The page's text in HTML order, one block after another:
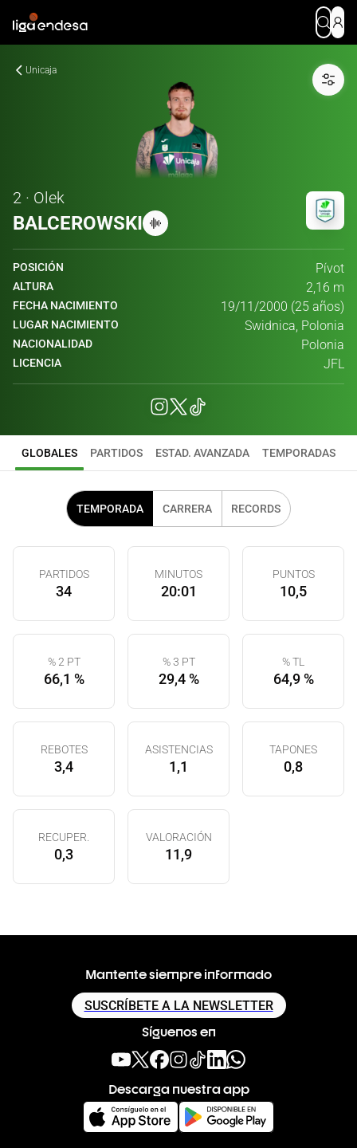
Unicaja
2 · Olek
BALCEROWSKI
POSICIÓN Pívot
ALTURA 2,16 m
FECHA NACIMIENTO 19/11/2000 (25 años)
LUGAR NACIMIENTO Swidnica, Polonia
NACIONALIDAD Polonia
LICENCIA JFL
GLOBALES PARTIDOS ESTAD. AVANZADA TEMPORADAS
TEMPORADA CARRERA RECORDS
PARTIDOS
34
MINUTOS
20:01
PUNTOS
10,5
% 2 PT
66,1 %
% 3 PT
29,4 %
% TL
64,9 %
REBOTES
3,4
ASISTENCIAS
1,1
TAPONES
0,8
RECUPER.
0,3
VALORACIÓN
11,9
Mantente siempre informado
SUSCRÍBETE A LA NEWSLETTER
Síguenos en
Descarga nuestra app